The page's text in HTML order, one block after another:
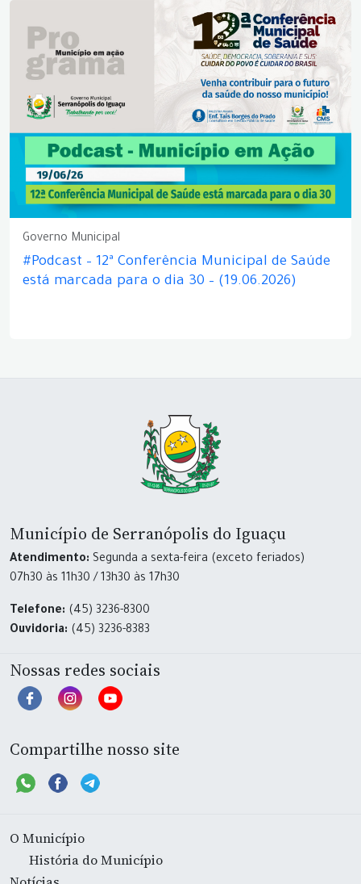
Governo Municipal
#Podcast – 12ª Conferência Municipal de Saúde
está marcada para o dia 30 – (19.06.2026)
Município de Serranópolis do Iguaçu
Atendimento: Segunda a sexta-feira (exceto feriados)
07h30 às 11h30 / 13h30 às 17h30
Telefone: (45) 3236-8300
Ouvidoria: (45) 3236-8383
Nossas redes sociais
Compartilhe nosso site
O Município
História do Município